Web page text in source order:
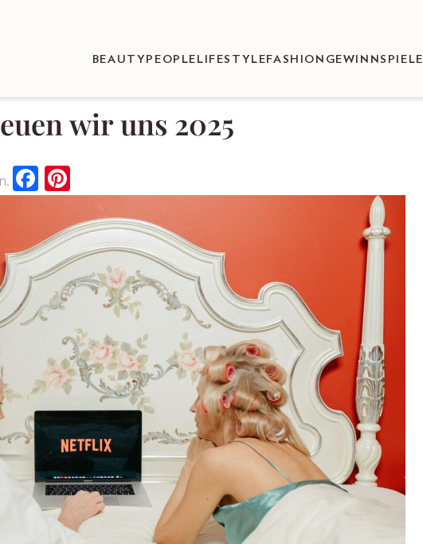
BEAUTY PEOPLE LIFESTYLEFASHION GEWINNSPIELE
wir uns 2025